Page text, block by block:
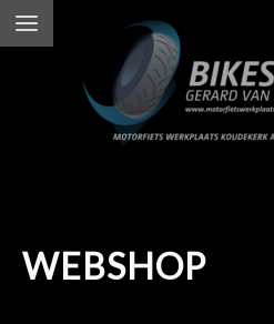
WEBSHOP